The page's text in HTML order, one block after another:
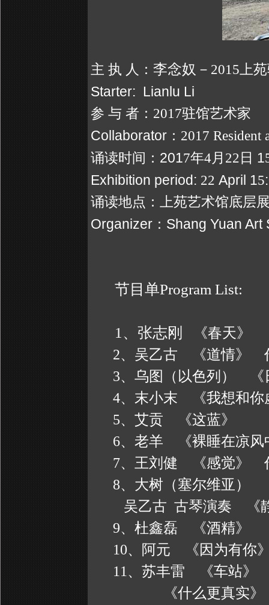
主 执 人： 李念奴 － 2015上
Starter: Lianlu Li
参 与 者： 2017驻馆艺术家
Collaborator： 2017 Resident
诵读时间： 2017年4月 22 日 1
Exhibition period: 22 April 15
诵读地点：上苑艺术馆底层
Organizer ： Shang Yuan Art
节目单Program List:
1、张志刚
《春天》
2、吴乙古 《道情》
3、乌图（以色列） 《
4、末小末 《我想和
5、艾贡 《这蓝》
6、老羊 《裸睡在凉风
7、王刘健 《感觉》
8、大树（塞尔维亚）
吴乙古 古琴演奏
9、杜鑫磊 《酒精》
10、阿元 《因为有你
11、苏丰雷 《车站
《什么更真实》